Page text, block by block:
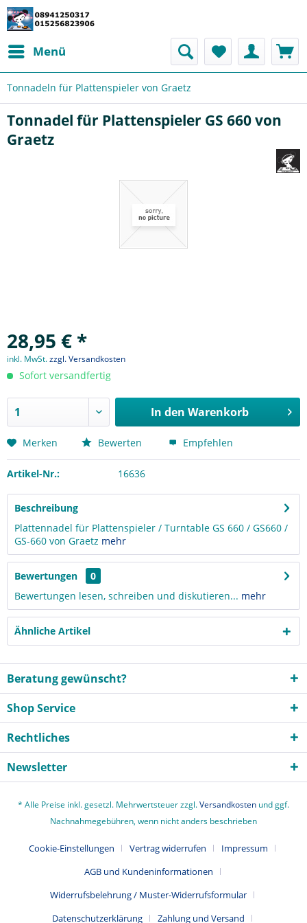
Menü
Tonnadeln für Plattenspieler von Graetz
Tonnadel für Plattenspieler GS 660 von
Graetz
28,95 € *
inkl. MwSt.zzgl. Versandkosten
Sofort versandfertig
In den Warenkorb
Merken Bewerten Empfehlen
Artikel-Nr.: 16636
Beschreibung
Plattennadel für Plattenspieler / Turntable GS 660 / GS660 /
GS-660 von Graetz mehr
Bewertungen
0
Bewertungen lesen, schreiben und diskutieren... mehr
Ähnliche Artikel
Beratung gewünscht?
Shop Service
Rechtliches
Newsletter
* Alle Preise inkl. gesetzl. Mehrwertsteuer zzgl.Versandkosten und ggf.
Nachnahmegebühren, wenn nicht anders beschrieben
Cookie-Einstellungen Vertrag widerrufen
Impressum
AGB und Kundeninformationen
Widerrufsbelehrung / Muster-Widerrufsformular
Datenschutzerklärung
Zahlung und Versand